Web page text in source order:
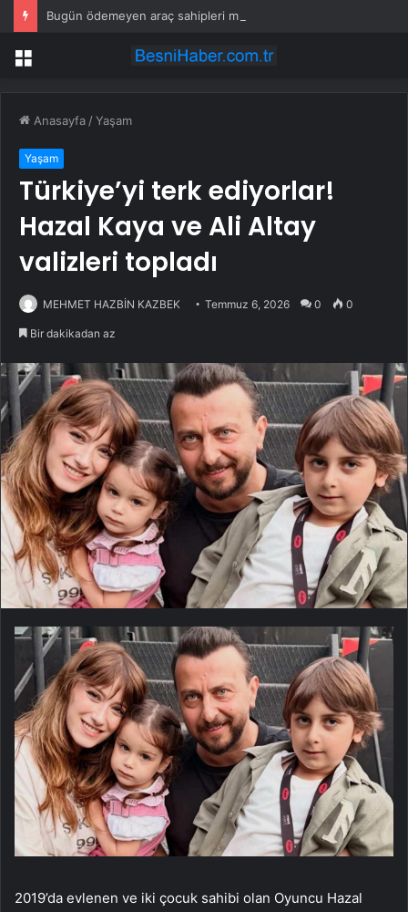
Menü
Anasayfa /Yaşam
Yaşam
Türkiye’yi terk ediyorlar!
Hazal Kaya ve Ali Altay
valizleri topladı
MEHMET HAZBİN KAZBEK Temmuz 6, 2026 0 0
Bir dakikadan az
2019’da evlenen ve iki çocuk sahibi olan Oyuncu Hazal